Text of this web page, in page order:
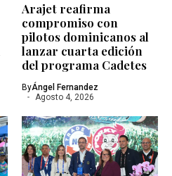
Arajet reafirma
compromiso con
pilotos dominicanos al
lanzar cuarta edición
del programa Cadetes
ByÁngel Fernandez
Agosto 4, 2026